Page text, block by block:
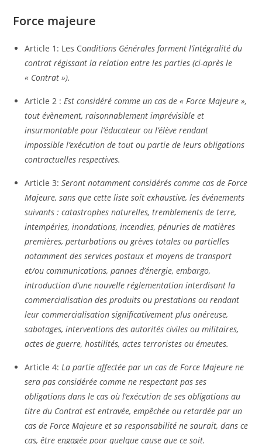
Force majeure
Article 1: Les Conditions Générales forment l’intégralité du
contrat régissant la relation entre les parties (ci-après le
« Contrat »).
Article 2 :Est considéré comme un cas de « Force Majeure »,
tout évènement, raisonnablement imprévisible et
insurmontable pour l’éducateur ou l’élève rendant
impossible l’exécution de tout ou partie de leurs obligations
contractuelles respectives.
Article 3:Seront notamment considérés comme cas de Force
Majeure, sans que cette liste soit exhaustive, les événements
suivants : catastrophes naturelles, tremblements de terre,
intempéries, inondations, incendies, pénuries de matières
premières, perturbations ou grèves totales ou partielles
notamment des services postaux et moyens de transport
et/ou communications, pannes d’énergie, embargo,
introduction d’une nouvelle réglementation interdisant la
commercialisation des produits ou prestations ou rendant
leur commercialisation significativement plus onéreuse,
sabotages, interventions des autorités civiles ou militaires,
actes de guerre, hostilités, actes terroristes ou émeutes.
Article 4:La partie affectée par un cas de Force Majeure ne
sera pas considérée comme ne respectant pas ses
obligations dans le cas où l’exécution de ses obligations au
titre du Contrat est entravée, empêchée ou retardée par un
cas de Force Majeure et sa responsabilité ne saurait, dans ce
cas, être engagée pour quelque cause que ce soit.